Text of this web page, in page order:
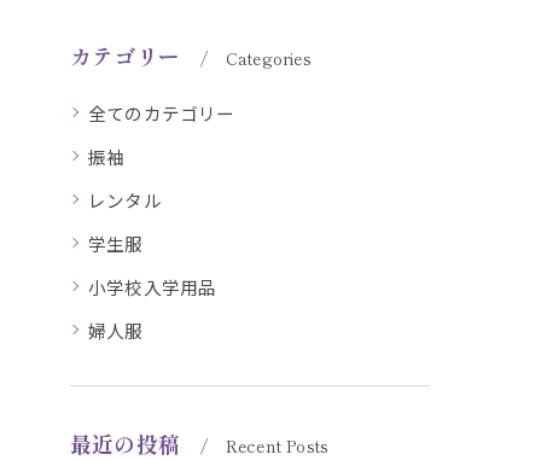
カテゴリー Categories
全てのカテゴリー
振袖
レンタル
学生服
小学校入学用品
婦人服
最近の投稿 Recent Posts